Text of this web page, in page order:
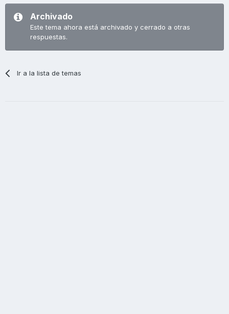
Archivado
Este tema ahora está archivado y cerrado a otras
respuestas.
Ir a la lista de temas